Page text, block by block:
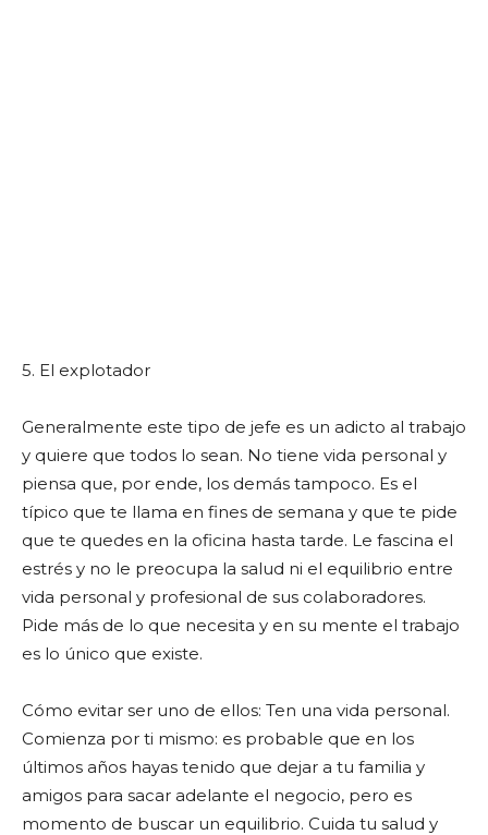
5. El explotador
Generalmente este tipo de jefe es un adicto al trabajo
y quiere que todos lo sean. No tiene vida personal y
piensa que, por ende, los demás tampoco. Es el
típico que te llama en fines de semana y que te pide
que te quedes en la oficina hasta tarde. Le fascina el
estrés y no le preocupa la salud ni el equilibrio entre
vida personal y profesional de sus colaboradores.
Pide más de lo que necesita y en su mente el trabajo
es lo único que existe.
Cómo evitar ser uno de ellos: Ten una vida personal.
Comienza por ti mismo: es probable que en los
últimos años hayas tenido que dejar a tu familia y
amigos para sacar adelante el negocio, pero es
momento de buscar un equilibrio. Cuida tu salud y